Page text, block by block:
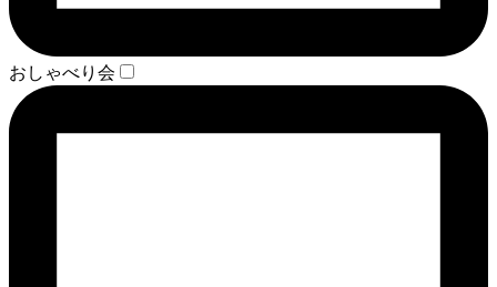
おしゃべり会